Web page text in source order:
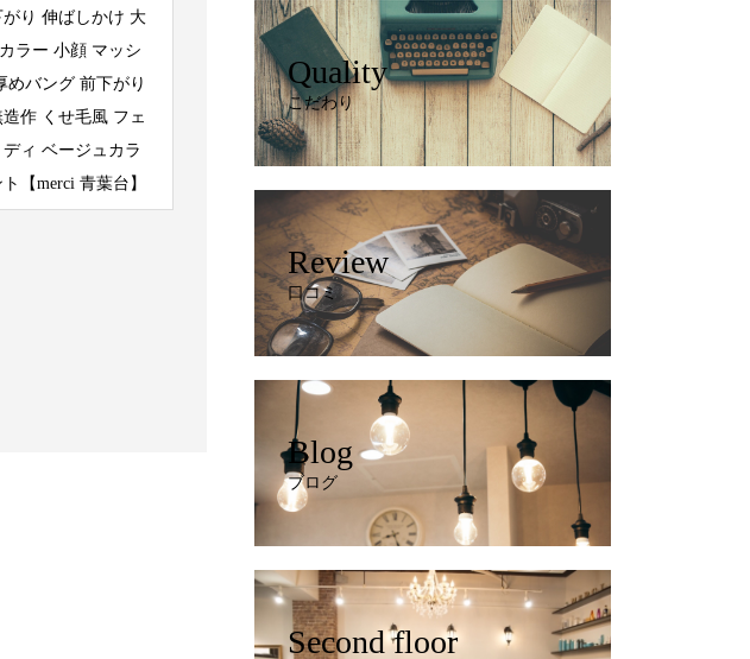
り 伸ばしかけ 大
ラー 小顔 マッシ
めバング 前下がり
作 くせ毛風 フェ
ィ ベージュカラ
【merci 青葉台】
Quality
こだわり
Review
口コミ
Blog
ブログ
Second floor